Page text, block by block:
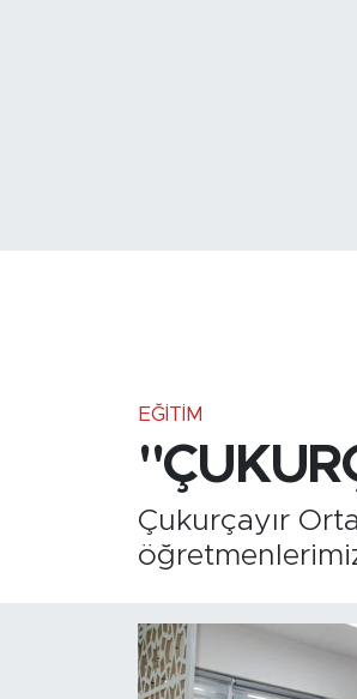
EĞITIM
Çukurçayır
Köşe Yazarları
Ulusal Son Dakika Haberleri